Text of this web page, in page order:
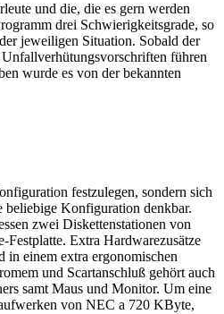
und die, die es gern werden
drei Schwierigkeitsgrade, so
jeweiligen Situation. Sobald der
führen
wurde es von der bekannten
festzulegen, sondern sich
beliebige Konfiguration denkbar.
zwei Diskettenstationen von
Extra Hardwarezusätze
in einem extra ergonomischen
und Scartanschluß gehört auch
samt Maus und Monitor. Um eine
von NEC a 720 KByte,